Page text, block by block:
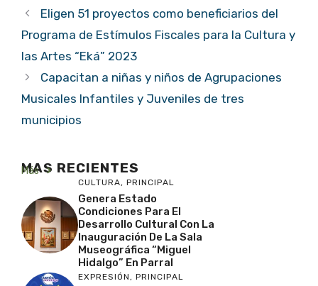
Eligen 51 proyectos como beneficiarios del
Programa de Estímulos Fiscales para la Cultura y
las Artes “Eká” 2023
Capacitan a niñas y niños de Agrupaciones
Musicales Infantiles y Juveniles de tres
municipios
MAS RECIENTES
Más
CULTURA, PRINCIPAL
Genera Estado
Condiciones Para El
Desarrollo Cultural Con La
Inauguración De La Sala
Museográfica “Miguel
Hidalgo” En Parral
EXPRESIÓN, PRINCIPAL